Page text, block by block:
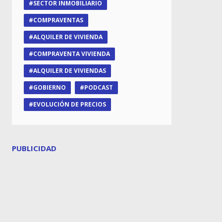
SECTOR INMOBILIARIO
COMPRAVENTAS
ALQUILER DE VIVIENDA
COMPRAVENTA VIVIENDA
ALQUILER DE VIVIENDAS
GOBIERNO
PODCAST
EVOLUCIÓN DE PRECIOS
PUBLICIDAD